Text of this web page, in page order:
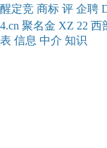
醒定竞 商标 评 企聘
4.cn 聚名金 XZ 22 西
表 信息 中介 知识